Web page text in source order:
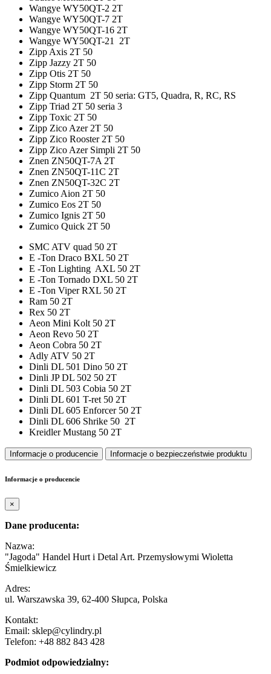
Wangye WY50QT-2 2T
Wangye WY50QT-7 2T
Wangye WY50QT-16 2T
Wangye WY50QT-21 2T
Zipp Axis 2T 50
Zipp Jazzy 2T 50
Zipp Otis 2T 50
Zipp Storm 2T 50
Zipp Quantum 2T 50 seria: GT5, Quadra, R, RC, RS
Zipp Triad 2T 50 seria 3
Zipp Toxic 2T 50
Zipp Zico Azer 2T 50
Zipp Zico Rooster 2T 50
Zipp Zico Azer Simpli 2T 50
Znen ZN50QT-7A 2T
Znen ZN50QT-11C 2T
Znen ZN50QT-32C 2T
Zumico Aion 2T 50
Zumico Eos 2T 50
Zumico Ignis 2T 50
Zumico Quick 2T 50
SMC ATV quad 50 2T
E -Ton Draco BXL 50 2T
E -Ton Lighting AXL 50 2T
E -Ton Tornado DXL 50 2T
E -Ton Viper RXL 50 2T
Ram 50 2T
Rex 50 2T
Aeon Mini Kolt 50 2T
Aeon Revo 50 2T
Aeon Cobra 50 2T
Adly ATV 50 2T
Dinli DL 501 Dino 50 2T
Dinli JP DL 502 50 2T
Dinli DL 503 Cobia 50 2T
Dinli DL 601 T-ret 50 2T
Dinli DL 605 Enforcer 50 2T
Dinli DL 606 Shrike 50 2T
Kreidler Mustang 50 2T
Informacje o producencie Informacje o bezpieczeństwie produktu
Informacje o producencie
×
Dane producenta:
Nazwa:
"Jagoda" Handel Hurt i Detal Art. Przemysłowymi Wioletta
Śmielkiewicz
Adres:
ul. Warszawska 39, 62-400 Słupca, Polska
Kontakt:
Email: sklep@cylindry.pl
Telefon: +48 882 843 428
Podmiot odpowiedzialny: